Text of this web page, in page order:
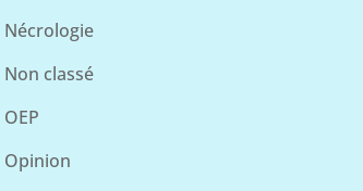
Nécrologie
Non classé
OEP
Opinion